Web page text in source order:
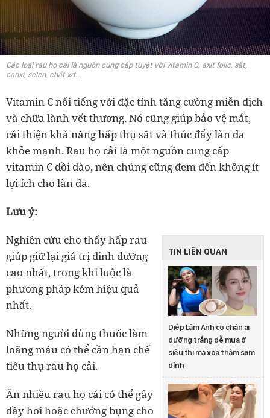
Các loại rau họ cải là nguồn cung cấp tuyệt vời vitamin C, axit folic, sắt,
canxi, selen, chất xơ...
Vitamin C nổi tiếng với đặc tính tăng cường miễn dịch
và chữa lành vết thương. Nó cũng giúp bảo vệ mắt,
cải thiện khả năng hấp thụ sắt và thúc đẩy làn da
khỏe mạnh. Rau họ cải là một nguồn cung cấp
vitamin C dồi dào, nên chúng cũng đem đến không ít
lợi ích cho làn da.
Lưu ý:
TIN LIÊN QUAN
Diệp Lâm Anh có chân ái
dưỡng trắng dễ mua ở
siêu thị mà xóa thâm sạm
đỉnh
Nghiên cứu cho thấy hấp rau
giúp giữ lại giá trị dinh dưỡng
cao nhất, trong khi luộc là
phương pháp kém hiệu quả
nhất.
Những người dùng thuốc làm
loãng máu có thể cần hạn chế
tiêu thụ rau họ cải.
Ăn nhiều rau họ cải có thể gây
đầy hơi hoặc chướng bụng cho